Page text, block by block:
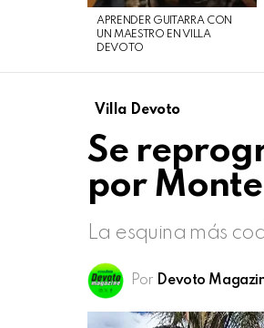
APRENDER GUITARRA CON
UN MAESTRO EN VILLA
DEVOTO
Villa Devoto
Se
por
La esquina más
Por Devoto